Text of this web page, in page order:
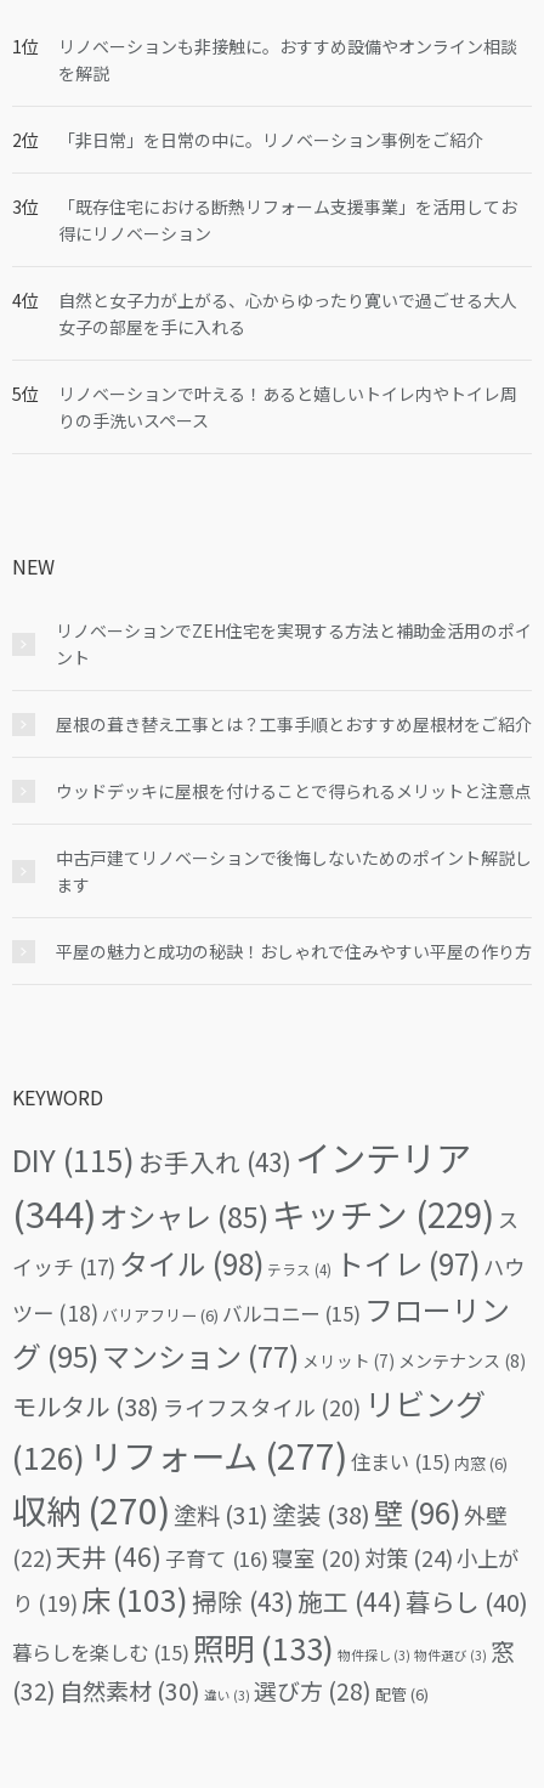
リノベーションも非接触に。おすすめ設備やオンライン相談
を解説
「非日常」を日常の中に。リノベーション事例をご紹介
「既存住宅における断熱リフォーム支援事業」を活用してお
得にリノベーション
自然と女子力が上がる、心からゆったり寛いで過ごせる大人
女子の部屋を手に入れる
リノベーションで叶える！あると嬉しいトイレ内やトイレ周
りの手洗いスペース
NEW
リノベーションでZEH住宅を実現する方法と補助金活用のポイ
ント
屋根の葺き替え工事とは？工事手順とおすすめ屋根材をご紹介
ウッドデッキに屋根を付けることで得られるメリットと注意点
中古戸建てリノベーションで後悔しないためのポイント解説し
ます
平屋の魅力と成功の秘訣！おしゃれで住みやすい平屋の作り方
KEYWORD
DIY (115) お手入れ (43) インテリア
(344) オシャレ (85) キッチン (229) ス
イッチ (17) タイル (98) テラス (4) トイレ (97) ハウ
ツー (18) バリアフリー (6) バルコニー (15) フローリン
グ (95)マンション (77) メリット (7) メンテナンス (8)
モルタル (38) ライフスタイル (20) リビング
(126) リフォーム (277) 住まい (15) 内窓(6)
収納 (270) 塗料 (31) 塗装 (38) 壁 (96)外壁
(22)天井 (46) 子育て (16)寝室 (20) 対策 (24)小上が
り (19) 床 (103)掃除 (43) 施工 (44) 暮らし (40)
暮らしを楽しむ (15) 照明 (133) 物件探し (3) 物件選び (3) 窓
(32) 自然素材 (30) 違い (3) 選び方 (28) 配管(6)